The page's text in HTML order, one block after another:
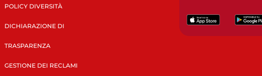
POLICY DIVERSITÀ
DICHIARAZIONE DI
TRASPARENZA
GESTIONE DEI RECLAMI